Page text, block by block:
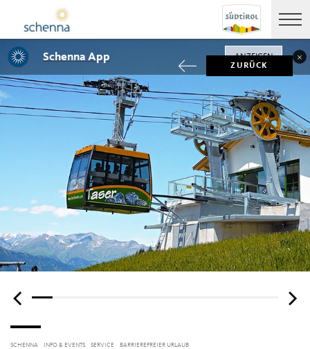
ZURÜCK
SCHENNA INFO & EVENTS SERVICE BARRIEREFREIER URLAUB
Schenna App ANZEIGEN